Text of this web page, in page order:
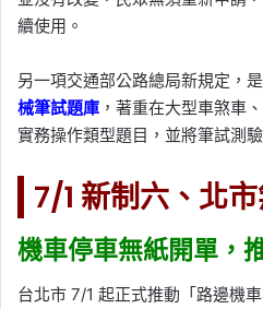
續使用。
另一項交通部公路總局新規定，是
械筆試題庫 ，著重在大型車煞車
實務操作類型題目，並將筆試測
7/1 新制六、北
機車停車無紙開單，
台北市 7/1 起正式推動「路邊機